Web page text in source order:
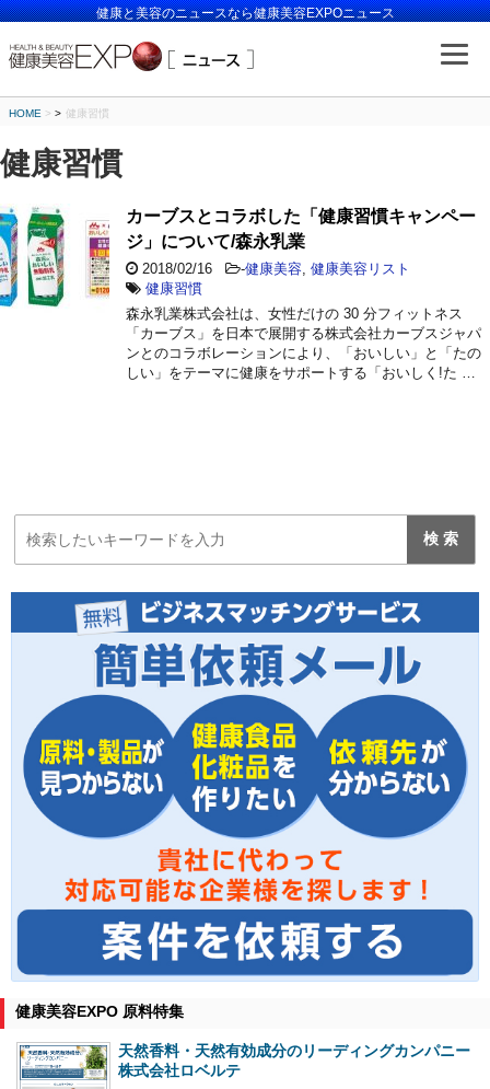
健康と美容のニュースなら健康美容EXPOニュース
HOME > 健康習慣
健康習慣
カーブスとコラボした「健康習慣キャンペー
ジ」について/森永乳業
2018/02/16 -健康美容 健康美容リスト
健康習慣
森永乳業株式会社は、女性だけの 30 分フィットネス
「カーブス」を日本で展開する株式会社カーブスジャパ
ンとのコラボレーションにより、「おいしい」と「たの
しい」をテーマに健康をサポートする「おいしく!た …
健康美容EXPO 原料特集
天然香料・天然有効成分のリーディングカンパニー
株式会社ロベルテ